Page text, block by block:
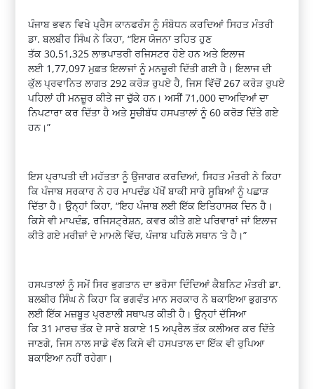
ਪੰਜਾਬ ਭਵਨ ਵਿਖੇ ਪ੍ਰੈਸ ਕਾਨਫਰੰਸ ਨੂੰ ਸੰਬੋਧਨ ਕਰਦਿਆਂ ਸਿਹਤ ਮੰਤਰੀ
ਡਾ. ਬਲਬੀਰ ਸਿੰਘ ਨੇ ਕਿਹਾ, “ਇਸ ਯੋਜਨਾ ਤਹਿਤ ਹੁਣ
ਤੱਕ30,51,325ਲਾਭਪਾਤਰੀ ਰਜਿਸਟਰ ਹੋਏ ਹਨ ਅਤੇ ਇਲਾਜ
ਲਈ 1,77,097 ਮੁਫ਼ਤ ਇਲਾਜਾਂ ਨੂੰ ਮਨਜ਼ੂਰੀ ਦਿੱਤੀ ਗਈ ਹੈ। ਇਲਾਜ ਦੀ
ਕੁੱਲ ਪ੍ਰਵਾਨਿਤ ਲਾਗਤ292 ਕਰੋੜ ਰੁਪਏ ਹੈ,ਜਿਸ ਵਿੱਚੋਂ267 ਕਰੋੜ ਰੁਪਏ
ਪਹਿਲਾਂ ਹੀ ਮਨਜ਼ੂਰ ਕੀਤੇ ਜਾ ਚੁੱਕੇ ਹਨ। ਅਸੀਂ71,000 ਦਾਅਵਿਆਂ ਦਾ
ਨਿਪਟਾਰਾ ਕਰ ਦਿੱਤਾ ਹੈ ਅਤੇ ਸੂਚੀਬੱਧ ਹਸਪਤਾਲਾਂ ਨੂੰ60 ਕਰੋੜ ਦਿੱਤੇ ਗਏ
ਹਨ।”
ਇਸ ਪ੍ਰਾਪਤੀ ਦੀ ਮਹੱਤਤਾ ਨੂੰ ਉਜਾਗਰ ਕਰਦਿਆਂ,ਸਿਹਤ ਮੰਤਰੀ ਨੇ ਕਿਹਾ
ਕਿ ਪੰਜਾਬ ਸਰਕਾਰ ਨੇ ਹਰ ਮਾਪਦੰਡ ਪੱਖੋਂ ਬਾਕੀ ਸਾਰੇ ਸੂਬਿਆਂ ਨੂੰ ਪਛਾੜ
ਦਿੱਤਾ ਹੈ। ਉਨ੍ਹਾਂ ਕਿਹਾ, “ਇਹ ਪੰਜਾਬ ਲਈ ਇੱਕ ਇਤਿਹਾਸਕ ਦਿਨ ਹੈ।
ਕਿਸੇ ਵੀ ਮਾਪਦੰਡ,ਰਜਿਸਟ੍ਰੇਸ਼ਨ,ਕਵਰ ਕੀਤੇ ਗਏ ਪਰਿਵਾਰਾਂ ਜਾਂ ਇਲਾਜ
ਕੀਤੇ ਗਏ ਮਰੀਜ਼ਾਂ ਦੇ ਮਾਮਲੇ ਵਿੱਚ,ਪੰਜਾਬ ਪਹਿਲੇ ਸਥਾਨ‘ਤੇ ਹੈ।”
ਹਸਪਤਾਲਾਂ ਨੂੰ ਸਮੇਂ ਸਿਰ ਭੁਗਤਾਨ ਦਾ ਭਰੋਸਾ ਦਿੰਦਿਆਂ ਕੈਬਨਿਟ ਮੰਤਰੀ ਡਾ.
ਬਲਬੀਰ ਸਿੰਘ ਨੇ ਕਿਹਾ ਕਿ ਭਗਵੰਤ ਮਾਨ ਸਰਕਾਰ ਨੇ ਬਕਾਇਆ ਭੁਗਤਾਨ
ਲਈ ਇੱਕ ਮਜ਼ਬੂਤ ਪ੍ਰਣਾਲੀ ਸਥਾਪਤ ਕੀਤੀ ਹੈ। ਉਨ੍ਹਾਂ ਦੱਸਿਆ
ਕਿ31 ਮਾਰਚ ਤੱਕ ਦੇ ਸਾਰੇ ਬਕਾਏ 15 ਅਪ੍ਰੈਲ ਤੱਕ ਕਲੀਅਰ ਕਰ ਦਿੱਤੇ
ਜਾਣਗੇ,ਜਿਸ ਨਾਲ ਸਾਡੇ ਵੱਲ ਕਿਸੇ ਵੀ ਹਸਪਤਾਲ ਦਾ ਇੱਕ ਵੀ ਰੁਪਿਆ
ਬਕਾਇਆ ਨਹੀਂ ਰਹੇਗਾ।